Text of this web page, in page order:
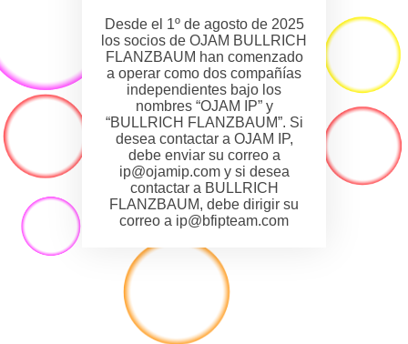
Desde el 1º de agosto de 2025
los socios de OJAM BULLRICH
FLANZBAUM han comenzado
a operar como dos compañías
independientes bajo los
nombres “OJAM IP” y
“BULLRICH FLANZBAUM”. Si
desea contactar a OJAM IP,
debe enviar su correo a
ip@ojamip.com y si desea
contactar a BULLRICH
FLANZBAUM, debe dirigir su
correo a ip@bfipteam.com